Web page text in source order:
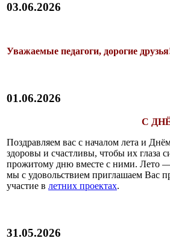
03.06.2026
Уважаемые педагоги, дорогие
01.06.2026
С
Поздравляем вас с началом лета и
здоровы и счастливы, чтобы их глаза
прожитому дню вместе с ними. Лето
мы с удовольствием приглашаем Вас
участие в летних проектах.
31.05.2026